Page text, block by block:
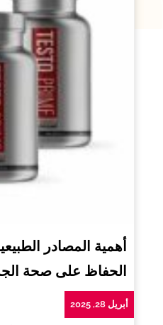
أهمية المصادر
الحفاظ على صحة
أبريل 28, 2025